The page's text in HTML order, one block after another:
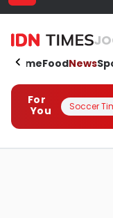
HomeFoodNews
For
You
Soccer